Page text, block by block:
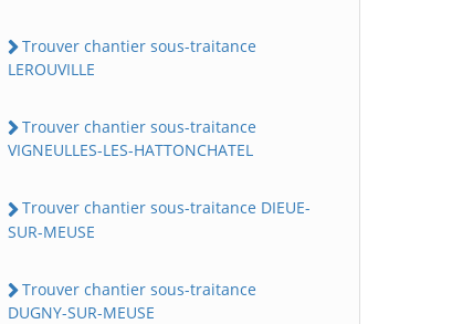
Trouver chantier sous-traitance
LEROUVILLE
Trouver chantier sous-traitance
VIGNEULLES-LES-HATTONCHATEL
Trouver chantier sous-traitance DIEUE-
SUR-MEUSE
Trouver chantier sous-traitance
DUGNY-SUR-MEUSE